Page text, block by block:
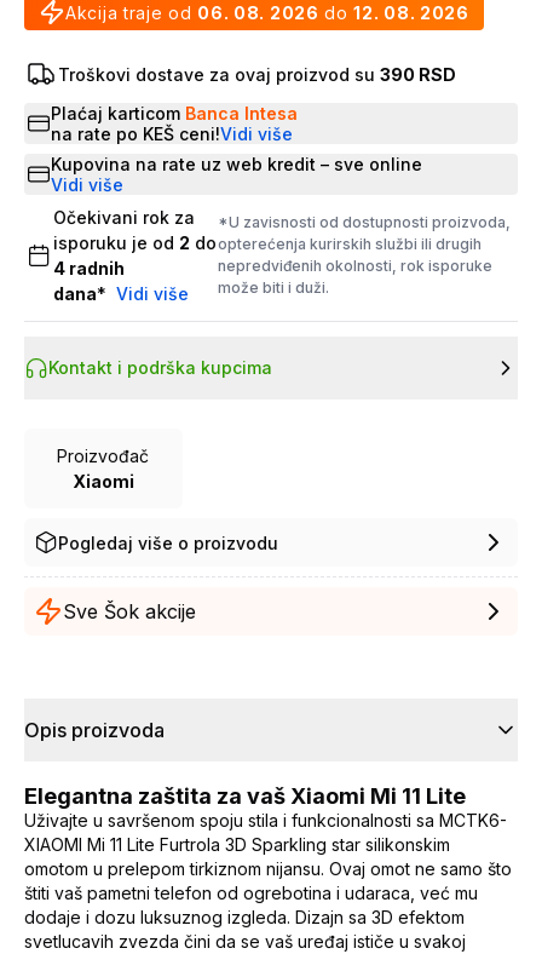
Akcija traje od 06. 08. 2026 do 12. 08. 2026
Troškovi dostave za ovaj proizvod su 390 RSD
Plaćaj karticom Banca Intesa
na rate po KEŠ ceni!Vidi više
Kupovina na rate uz web kredit – sve online
Vidi više
Očekivani rok za
isporuku je od 2 do
4 radnih
dana* Vidi više
*U zavisnosti od dostupnosti proizvoda,
opterećenja kurirskih službi ili drugih
nepredviđenih okolnosti, rok isporuke
može biti i duži.
Kontakt i podrška kupcima
Proizvođač
Xiaomi
Pogledaj više o proizvodu
Sve Šok akcije
Opis proizvoda
Elegantna zaštita za vaš Xiaomi Mi 11 Lite
Uživajte u savršenom spoju stila i funkcionalnosti sa MCTK6-
XIAOMI Mi 11 Lite Furtrola 3D Sparkling star silikonskim
omotom u prelepom tirkiznom nijansu. Ovaj omot ne samo što
štiti vaš pametni telefon od ogrebotina i udaraca, već mu
dodaje i dozu luksuznog izgleda. Dizajn sa 3D efektom
svetlucavih zvezda čini da se vaš uređaj ističe u svakoj